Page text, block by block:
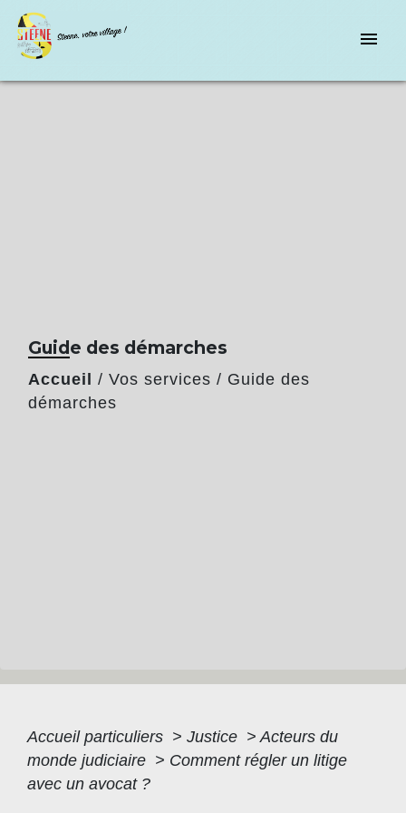
menu
Guide des démarches
Accueil / Vos services / Guide des
démarches
Accueil particuliers > Justice > Acteurs du
monde judiciaire > Comment régler un litige
avec un avocat ?